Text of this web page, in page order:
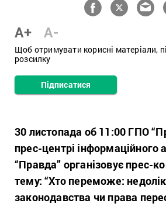
A+ A-
Щоб отримувати корисні матеріали,
розсилку
Підписатися
30 листопада об 11:00 ГПО
прес-центрі інформаційного
“Правда” організовує прес-
тему: “Хто переможе:
законодавства чи права